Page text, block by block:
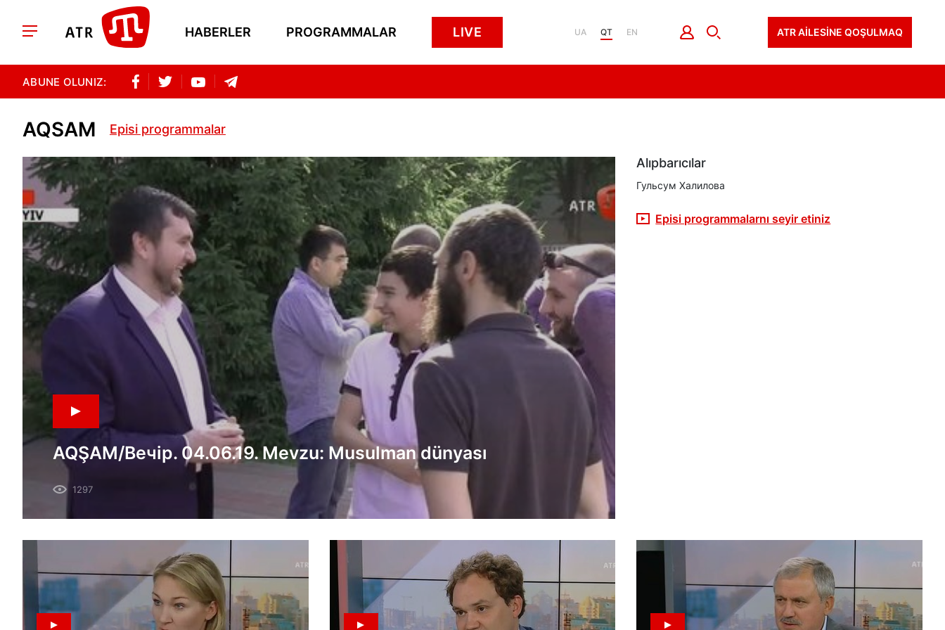
HABERLER PROGRAMMALAR LIVE UA QT EN ATR AİLESİNE QOŞULMAQ
ABUNE OLUNIZ:
AQSAM Episi programmalar
AQŞAM/Вечір. 04.06.19. Mevzu: Musulman dünyası
Oraza bayramnı qayd ete.
1297
Alıpbarıcılar
Гульсум Халилова
Episi programmalarnı seyir etiniz